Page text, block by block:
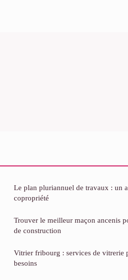
Le plan pluriannuel de travaux : un
copropriété
Trouver le meilleur maçon ancenis
de construction
Vitrier fribourg : services de vitrerie
besoins